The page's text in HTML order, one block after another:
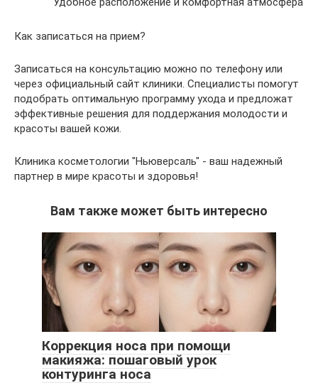
Как записаться на прием?
Записаться на консультацию можно по телефону или
через официальный сайт клиники. Специалисты помогут
подобрать оптимальную программу ухода и предложат
эффективные решения для поддержания молодости и
красоты вашей кожи.
Клиника косметологии "Ньюверсаль" - ваш надежный
партнер в мире красоты и здоровья!
Вам также может быть интересно
Коррекция носа при помощи
макияжа: пошаговый урок
контуринга носа